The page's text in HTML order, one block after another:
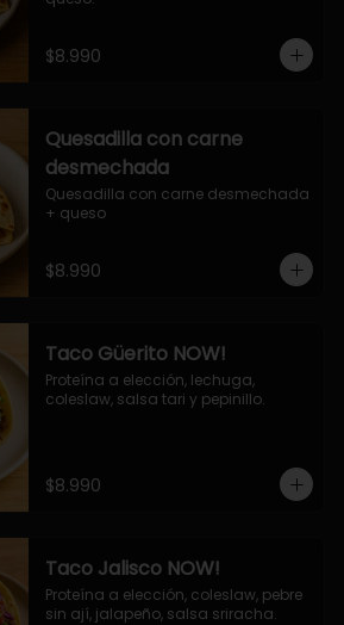
$8.990
Quesadilla con carne
desmechada
Quesadilla con carne desmechada
+ queso
$8.990
Taco Güerito NOW!
Proteína a elección, lechuga,
coleslaw, salsa tari y pepinillo.
$8.990
Taco Jalisco NOW!
Proteína a elección, coleslaw, pebre
sin ají, jalapeño, salsa sriracha.